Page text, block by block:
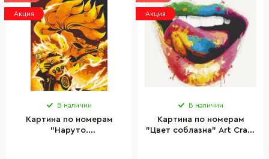
Акция
В наличии
Картина по номерам
"Наруто.
Акция
В наличии
Картина по номерам
"Цвет соблазна" Art Craft